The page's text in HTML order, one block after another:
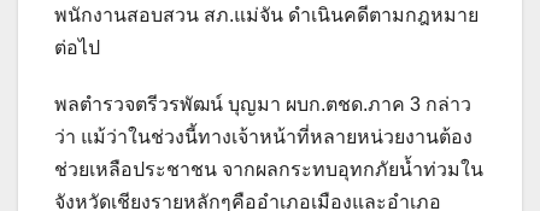
พนักงานสอบสวน สภ.แม่จัน ดำเนินคดีตามกฎหมาย
ต่อไป
พลตำรวจตรีวรพัฒน์ บุญมา ผบก.ตชด.ภาค 3 กล่าว
ว่า แม้ว่าในช่วงนี้ทางเจ้าหน้าที่หลายหน่วยงานต้อง
ช่วยเหลือประชาชน จากผลกระทบอุทกภัยน้ำท่วมใน
จังหวัดเชียงรายหลักๆคืออำเภอเมืองและอำเภอ